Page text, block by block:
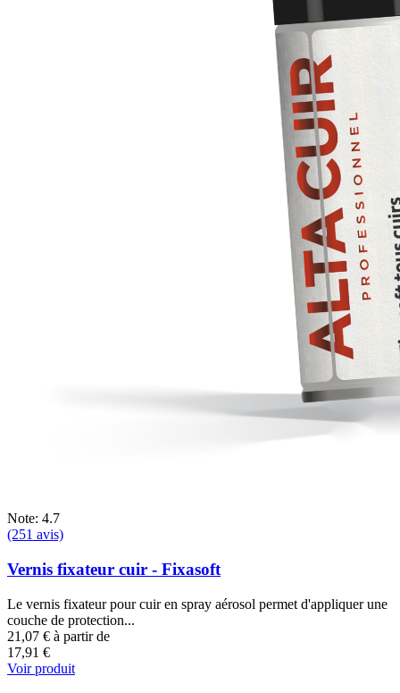
Note: 4.7
(251 avis)
Vernis fixateur cuir - Fixasoft
Le vernis fixateur pour cuir en spray aérosol permet d'appliquer une
couche de protection...
21,07 € à partir de
17,91 €
Voir produit